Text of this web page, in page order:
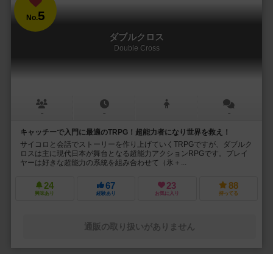
No.5
ダブルクロス
Double Cross
－ － －
キャッチーで入門に最適のTRPG！超能力者になり世界を救え！
サイコロと会話でストーリーを作り上げていくTRPGですが、ダブルク
ロスは主に現代日本が舞台となる超能力アクションRPGです。プレイ
ヤーは好きな超能力の系統を組み合わせて（氷＋...
24
興味あり
67
経験あり
23
お気に入り
88
持ってる
通販の取り扱いがありません